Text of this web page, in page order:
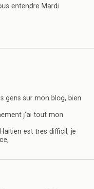
entendre Mardi
gens sur mon blog, bien
j’ai tout mon
est tres difficil, je